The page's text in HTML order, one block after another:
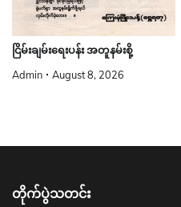
ငြိမ်းချမ်းရေးပန်း အတူနမ်းစို့
Admin August 8, 2026
တိုက်ပွဲသတင်း